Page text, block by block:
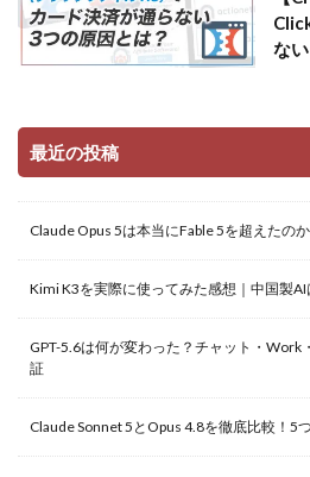
な
最近の投稿
Claude Opus 5は本当にFable 5を超えたのか
Kimi K3を実際に使ってみた感想｜中国製
GPT-5.6は何が変わった？チャット・Work
証
Claude Sonnet 5とOpus 4.8を徹底比較！5